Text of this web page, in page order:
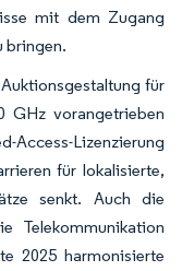
mit dem Zugang
bringen.
für
GHz vorangetrieben
Lizenzierung
für lokalisierte,
senkt. Auch die
Telekommunikation
2025 harmonisierte